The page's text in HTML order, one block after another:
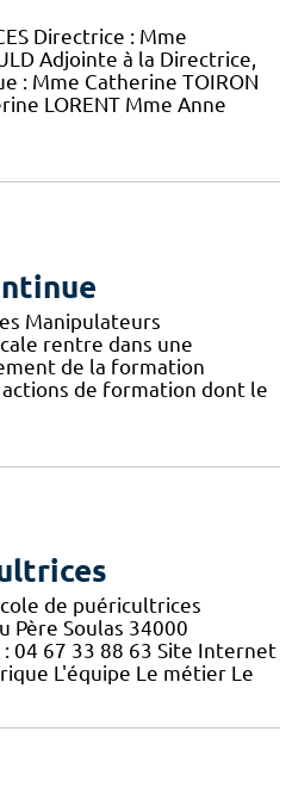
Directrice : Mme
Adjointe à la Directrice,
: Mme Catherine TOIRON
LORENT Mme Anne
Manipulateurs
rentre dans une
de la formation
de formation dont le
de puéricultrices
Père Soulas 34000
04 67 33 88 63 Site Internet
L'équipe Le métier Le